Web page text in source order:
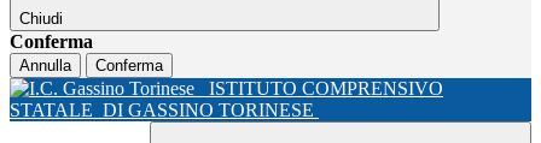
Chiudi
Conferma
Annulla Conferma
ISTITUTO COMPRENSIVO
STATALE DI GASSINO TORINESE